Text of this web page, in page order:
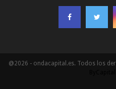
@2026 - ondacapital.es. Todos los